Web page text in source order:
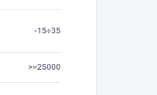
-15÷35
>=25000